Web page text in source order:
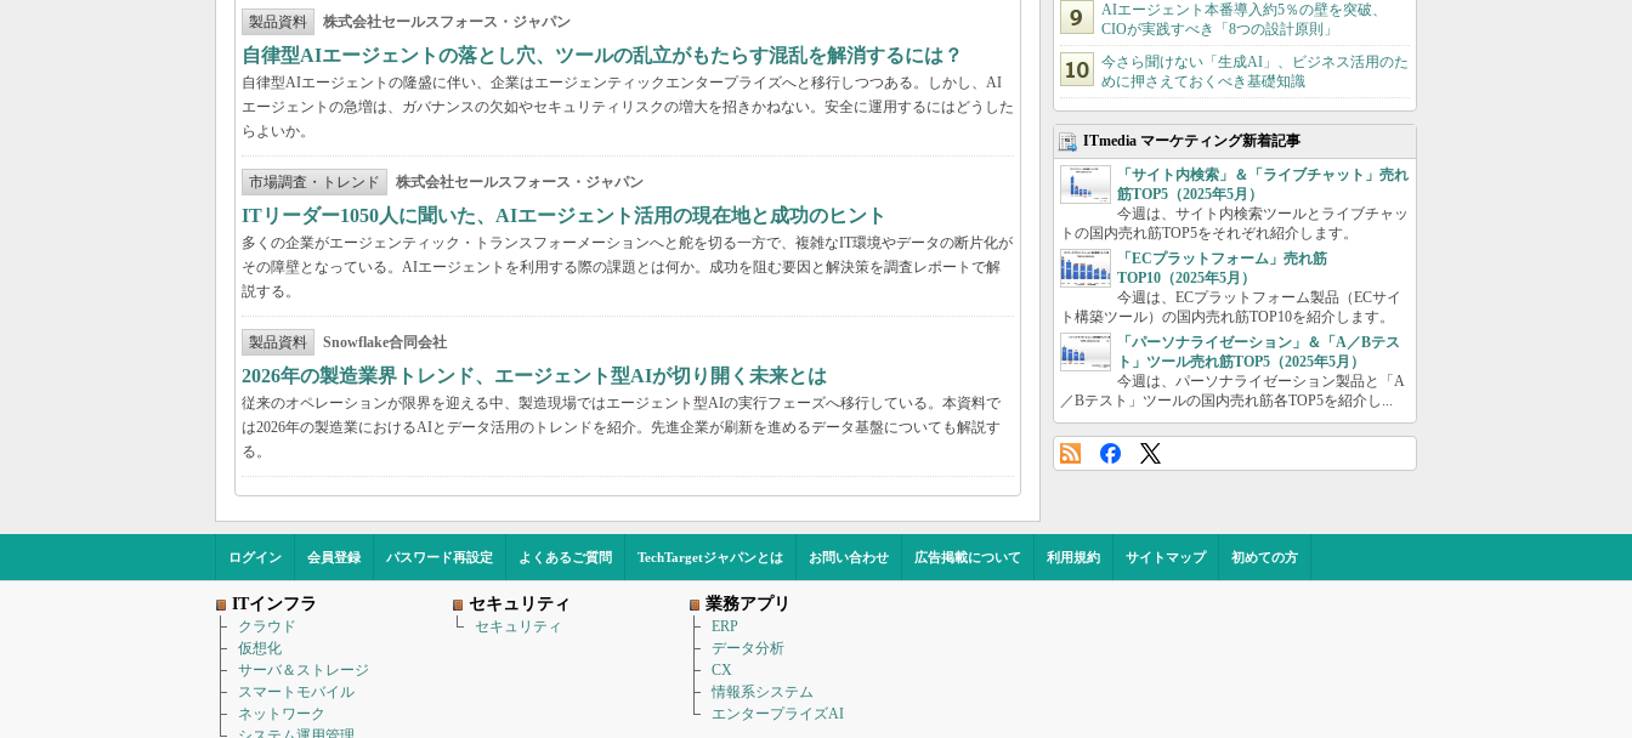
製品資料 株式会社セールスフォース・ジャパン
自律型AIエージェントの落とし穴、ツールの乱立がもたらす混乱を解消するには？
自律型AIエージェントの隆盛に伴い、企業はエージェンティックエンタープライズへと移行しつつある。しかし、AI
エージェントの急増は、ガバナンスの欠如やセキュリティリスクの増大を招きかねない。安全に運用するにはどうした
らよいか。
市場調査・トレンド 株式会社セールスフォース・ジャパン
ITリーダー1050人に聞いた、AIエージェント活用の現在地と成功のヒント
多くの企業がエージェンティック・トランスフォーメーションへと舵を切る一方で、複雑なIT環境やデータの断片化が
その障壁となっている。AIエージェントを利用する際の課題とは何か。成功を阻む要因と解決策を調査レポートで解
説する。
製品資料 Snowflake合同会社
2026年の製造業界トレンド、エージェント型AIが切り開く未来とは
従来のオペレーションが限界を迎える中、製造現場ではエージェント型AIの実行フェーズへ移行している。本資料で
は2026年の製造業におけるAIとデータ活用のトレンドを紹介。先進企業が刷新を進めるデータ基盤についても解説す
る。
AIエージェント本番導入約5％の壁を突破、
CIOが実践すべき「8つの設計原則」
今さら聞けない「生成AI」、ビジネス活用のた
めに押さえておくべき基礎知識
ITmedia マーケティング新着記事
「サイト内検索」＆「ライブチャット」売れ
筋TOP5（2025年5月）
今週は、サイト内検索ツールとライブチャッ
トの国内売れ筋TOP5をそれぞれ紹介します。
「ECプラットフォーム」売れ筋
TOP10（2025年5月）
今週は、ECプラットフォーム製品（ECサイ
ト構築ツール）の国内売れ筋TOP10を紹介します。
「パーソナライゼーション」＆「A／Bテス
ト」ツール売れ筋TOP5（2025年5月）
今週は、パーソナライゼーション製品と「A
／Bテスト」ツールの国内売れ筋各TOP5を紹介し...
ログイン 会員登録 パスワード再設定 よくあるご質問 TechTargetジャパンとは お問い合わせ 広告掲載について 利用規約 サイトマップ 初めての方
ITインフラ
クラウド
仮想化
サーバ＆ストレージ
スマートモバイル
ネットワーク
セキュリティ
セキュリティ
業務アプリ
ERP
データ分析
CX
情報系システム
エンタープライズAI